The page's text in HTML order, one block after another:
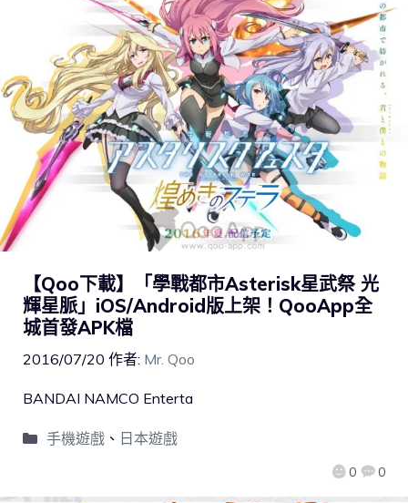
【Qoo下載】「學戰都市Asterisk星武祭 光
輝星脈」iOS/Android版上架！QooApp全
城首發APK檔
2016/07/20 作者: Mr. Qoo
0 0
BANDAI NAMCO Enterta
手機遊戲、 日本遊戲